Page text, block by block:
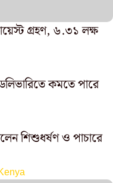
গ্রহণ, ৬.৩১ লক্ষ
কমতে পারে
শিশুধর্ষণ ও পাচারে